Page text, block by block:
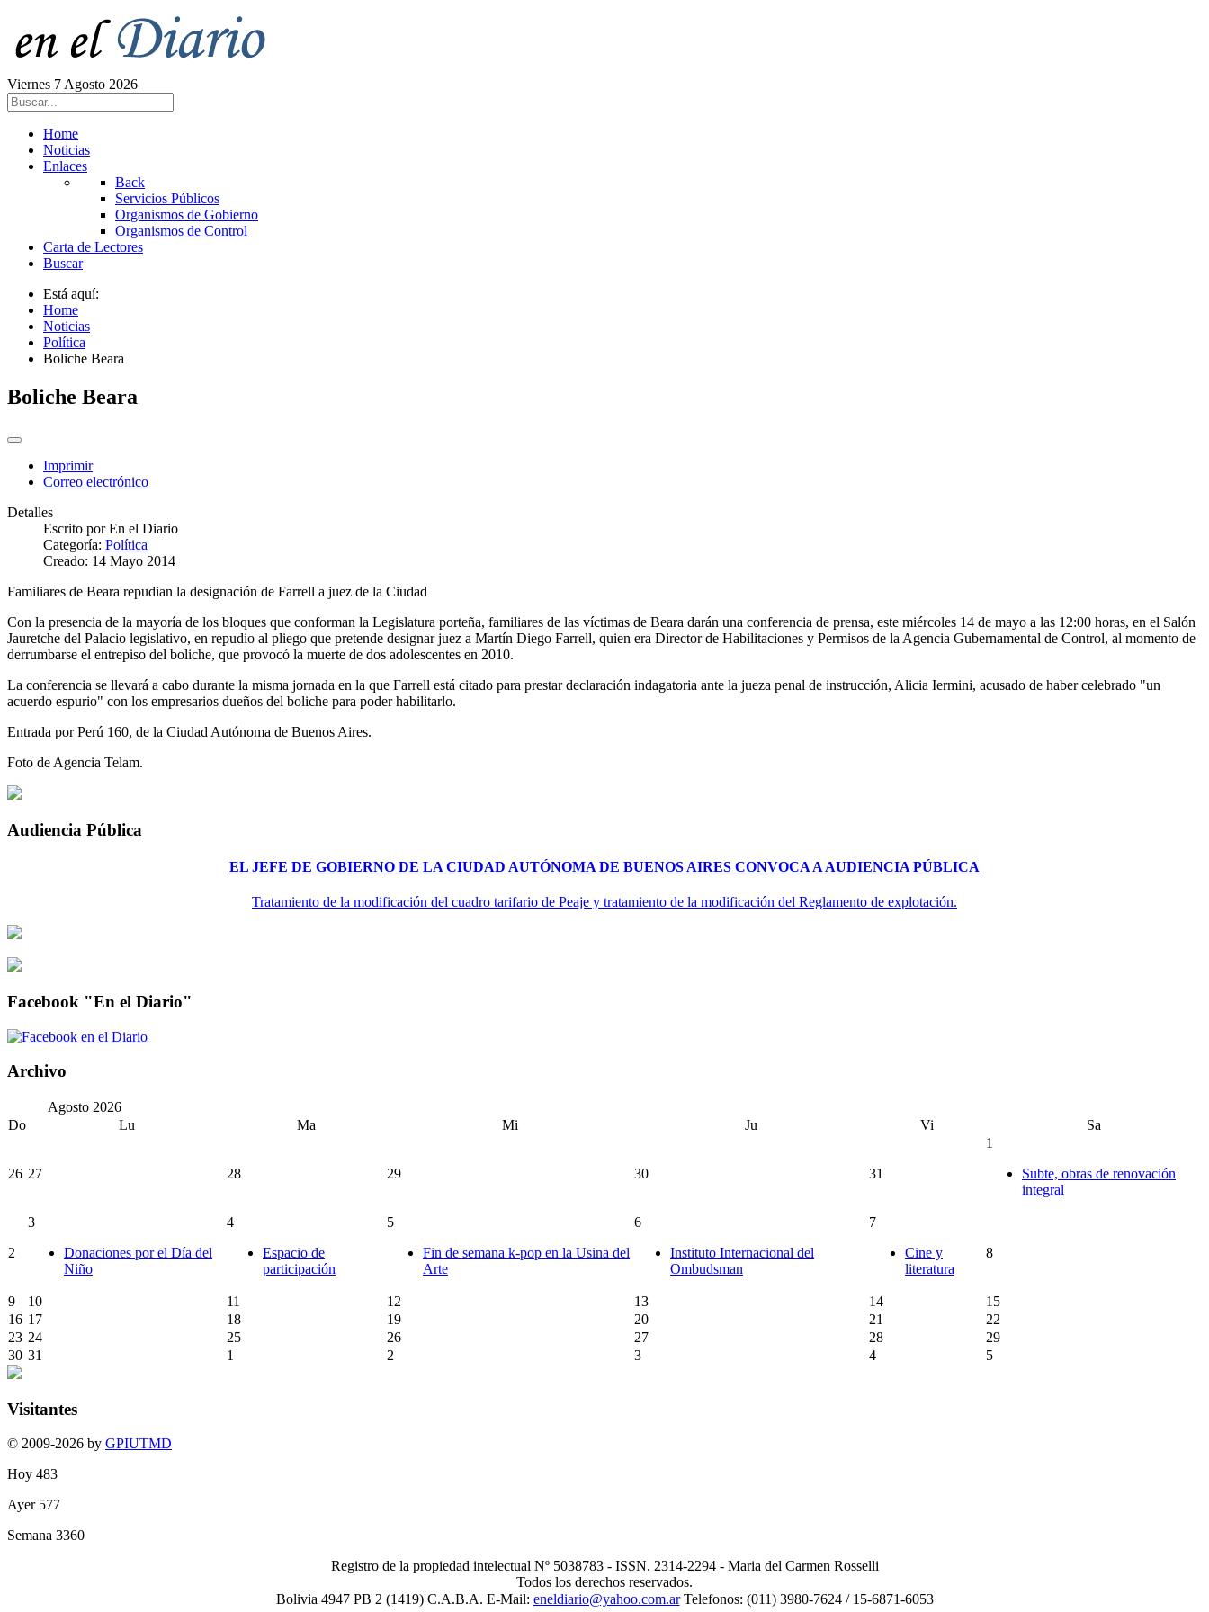
Viernes 7 Agosto 2026
Home
Noticias
Enlaces
Back
Servicios Públicos
Organismos de Gobierno
Organismos de Control
Carta de Lectores
Buscar
Está aquí:
Home
Noticias
Política
Boliche Beara
Boliche Beara
Imprimir
Correo electrónico
Detalles
Escrito porEn el Diario
Categoría: Política
Creado: 14 Mayo 2014
Familiares de Beara repudian la designación de Farrell a juez de la Ciudad
Con la presencia de la mayoría de los bloques que conforman la Legislatura porteña, familiares de las víctimas de Beara darán una conferencia de prensa, este miércoles 14 de mayo a las 12:00 horas, en el Salón
Jauretche del Palacio legislativo, en repudio al pliego que pretende designar juez a Martín Diego Farrell, quien era Director de Habilitaciones y Permisos de la Agencia Gubernamental de Control, al momento de
derrumbarse el entrepiso del boliche, que provocó la muerte de dos adolescentes en 2010.
La conferencia se llevará a cabo durante la misma jornada en la que Farrell está citado para prestar declaración indagatoria ante la jueza penal de instrucción, Alicia Iermini, acusado de haber celebrado "un
acuerdo espurio" con los empresarios dueños del boliche para poder habilitarlo.
Entrada por Perú 160, de la Ciudad Autónoma de Buenos Aires.
Foto de Agencia Telam.
Audiencia Pública
EL JEFE DE GOBIERNO DE LA CIUDAD AUTÓNOMA DE BUENOS AIRES CONVOCA A AUDIENCIA PÚBLICA
Tratamiento de la modificación del cuadro tarifario de Peaje y tratamiento de la modificación del Reglamento de explotación.
Facebook "En el Diario"
Archivo
Agosto 2026
Do
Lu Ma Mi Ju Vi Sa
26 27 28 29 30 31
1
Subte, obras de renovación
integral
2
3
Donaciones por el Día del
Niño
4
Espacio de
participación
5
Fin de semana k-pop en la Usina del
Arte
6
Instituto Internacional del
Ombudsman
7
Cine y
literatura
8
9 10 11 12 13 14
15
16 17 18 19 20 21
22
23 24 25 26 27 28
29
30 31 1 2 3 4 5
Visitantes
© 2009-2026 by GPIUTMD
Hoy 483
Ayer 577
Semana 3360
Registro de la propiedad intelectual Nº 5038783 - ISSN. 2314-2294 - Maria del Carmen Rosselli
Todos los derechos reservados.
Bolivia 4947 PB 2 (1419) C.A.B.A. E-Mail: eneldiario@yahoo.com.arTelefonos: (011) 3980-7624 / 15-6871-6053